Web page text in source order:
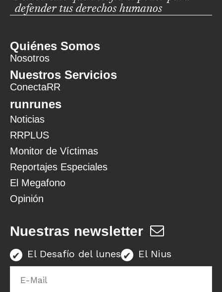
defender tus derechos humanos
Quiénes Somos
Nosotros
Nuestros Servicios
ConectaRR
runrunes
Noticias
RRPLUS
Monitor de Víctimas
Reportajes Especiales
El Megafono
Opinión
Nuestras newsletter
El Desafío del lunes El Nius